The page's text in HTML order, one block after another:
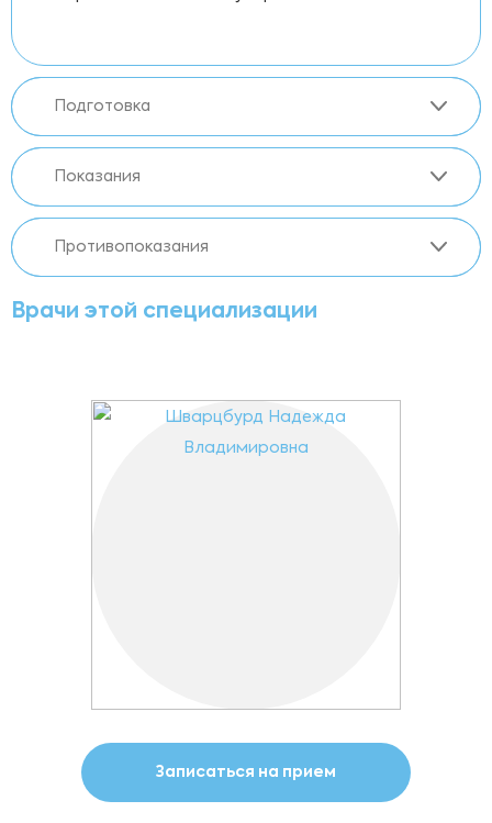
Подготовка
Показания
Противопоказания
Врачи этой специализации
Записаться на прием